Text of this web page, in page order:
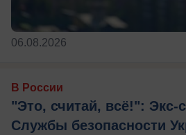
06.08.2026
В России
"Это, считай, всё!": Экс-
Службы безопасности